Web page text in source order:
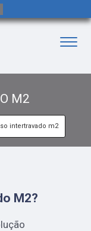
M2
intertravado m2
M2?